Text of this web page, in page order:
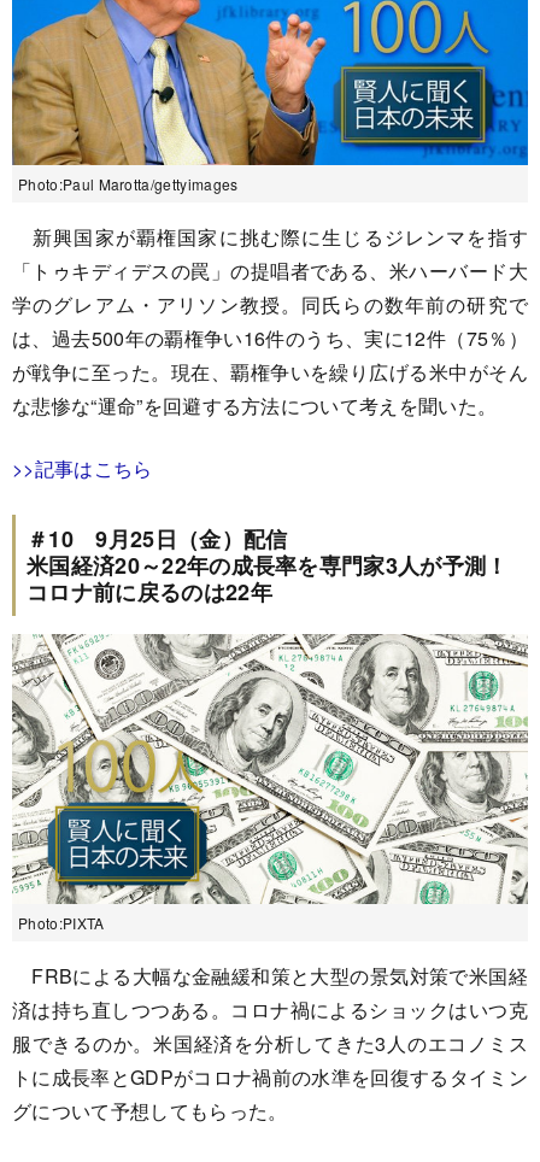
Photo:Paul Marotta/gettyimages
新興国家が覇権国家に挑む際に生じるジレンマを指す
「トゥキディデスの罠」の提唱者である、米ハーバード大
学のグレアム・アリソン教授。同氏らの数年前の研究で
は、過去500年の覇権争い16件のうち、実に12件（75％）
が戦争に至った。現在、覇権争いを繰り広げる米中がそん
な悲惨な“運命”を回避する方法について考えを聞いた。
>>記事はこちら
＃10 9月25日（金）配信
米国経済20～22年の成長率を専門家3人が予測！
コロナ前に戻るのは22年
Photo:PIXTA
FRBによる大幅な金融緩和策と大型の景気対策で米国経
済は持ち直しつつある。コロナ禍によるショックはいつ克
服できるのか。米国経済を分析してきた3人のエコノミス
トに成長率とGDPがコロナ禍前の水準を回復するタイミン
グについて予想してもらった。